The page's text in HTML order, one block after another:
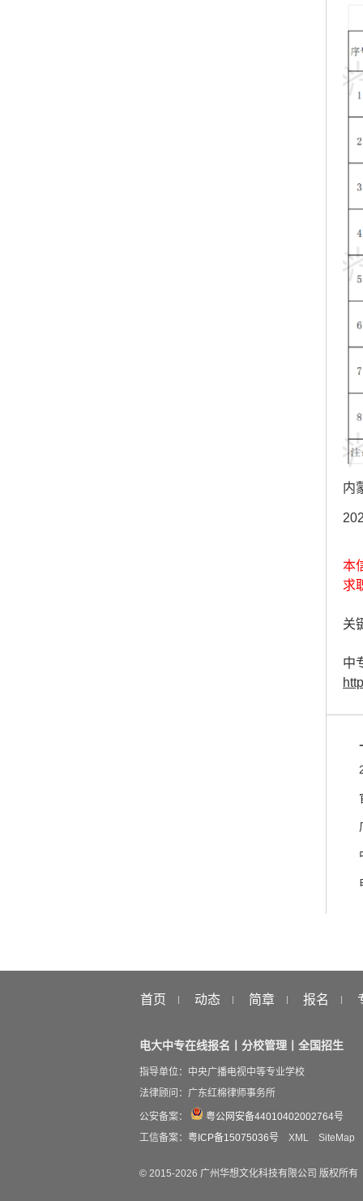
内
本
求
关
中
首页 动态 简章 报名
电大中专在线报名丨分校管理丨全国招生
指导单位：中央广播电视中等专业学校
法律顾问：广东红棉律师事务所
公安备案：
粤公网安备44010402002764号
工信备案： 粤ICP备15075036号 XML SiteMap
© 2015-2026 广州华想文化科技有限公司 版权所有